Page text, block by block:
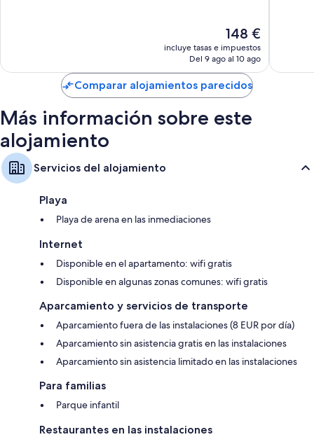
El
precio
actual
de
148 €
148 €
incluye tasas e impuestos
Del 9 ago al 10 ago
Comparar alojamientos parecidos
Más información sobre este
alojamiento
Servicios del alojamiento
Playa
Playa de arena en las inmediaciones
Internet
Disponible en el apartamento: wifi gratis
Disponible en algunas zonas comunes: wifi gratis
Aparcamiento y servicios de transporte
Aparcamiento fuera de las instalaciones (8 EUR por día)
Aparcamiento sin asistencia gratis en las instalaciones
Aparcamiento sin asistencia limitado en las instalaciones
Para familias
Parque infantil
Restaurantes en las instalaciones